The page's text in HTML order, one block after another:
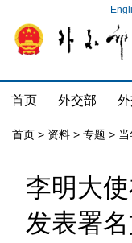
首页 外交部
首页 > 资料 > 专题 >
李明大
发表署